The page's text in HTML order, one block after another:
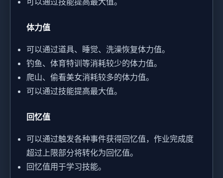
体力值
可以通过道具、睡觉、洗澡恢复体力值。
钓鱼、体育特训等消耗较少的体力值。
爬山、偷看美女消耗较多的体力值。
可以通过技能提高最大值。
回忆值
可以通过触发各种事件获得回忆值，作业完成度
超过上限部分将转化为回忆值。
回忆值用于学习技能。